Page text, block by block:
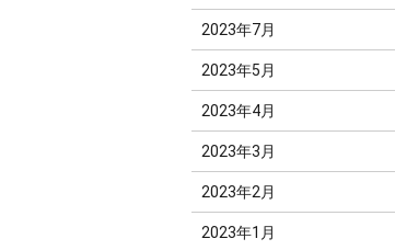
2023年7月
2023年5月
2023年4月
2023年3月
2023年2月
2023年1月